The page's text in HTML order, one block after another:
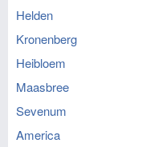
Helden
Kronenberg
Heibloem
Maasbree
Sevenum
America